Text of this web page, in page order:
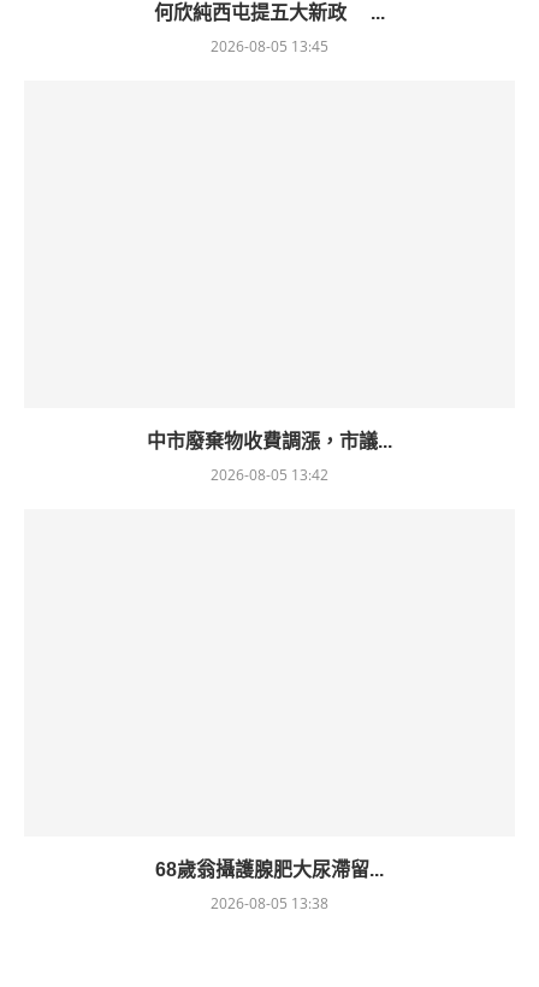
何欣純西屯提五大新政 ...
2026-08-05 13:45
中市廢棄物收費調漲，市議...
2026-08-05 13:42
68歲翁攝護腺肥大尿滯留...
2026-08-05 13:38